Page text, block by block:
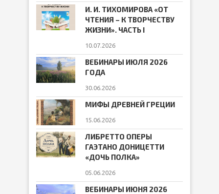
И. И. ТИХОМИРОВА «ОТ
ЧТЕНИЯ – К ТВОРЧЕСТВУ
ЖИЗНИ». ЧАСТЬ I
10.07.2026
ВЕБИНАРЫ ИЮЛЯ 2026
ГОДА
30.06.2026
МИФЫ ДРЕВНЕЙ ГРЕЦИИ
15.06.2026
ЛИБРЕТТО ОПЕРЫ
ГАЭТАНО ДОНИЦЕТТИ
«ДОЧЬ ПОЛКА»
05.06.2026
ВЕБИНАРЫ ИЮНЯ 2026